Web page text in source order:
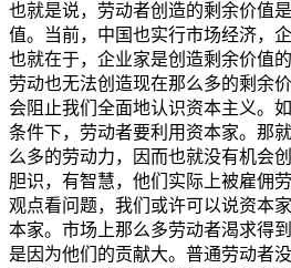
也就是说，劳动者创造的剩余价值
值。当前，中国也实行市场经济，
也就在于，企业家是创造剩余价值
劳动也无法创造现在那么多的剩余
会阻止我们全面地认识资本主义。
条件下，劳动者要利用资本家。那
么多的劳动力，因而也就没有机会
胆识，有智慧，他们实际上被雇佣
观点看问题，我们或许可以说资本
本家。市场上那么多劳动者渴求得
是因为他们的贡献大。普通劳动者